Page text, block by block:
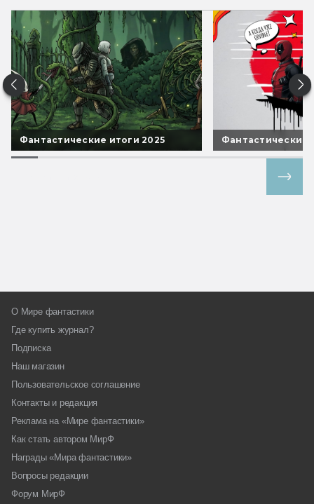
Фантастические итоги 2025 Фантастические
О Мире фантастики
Где купить журнал?
Подписка
Наш магазин
Пользовательское соглашение
Контакты и редакция
Реклама на «Мире фантастики»
Как стать автором МирФ
Награды «Мира фантастики»
Вопросы редакции
Форум МирФ